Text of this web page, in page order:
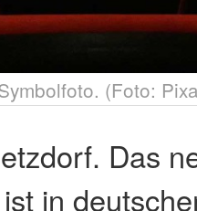
(Foto:
Das
in